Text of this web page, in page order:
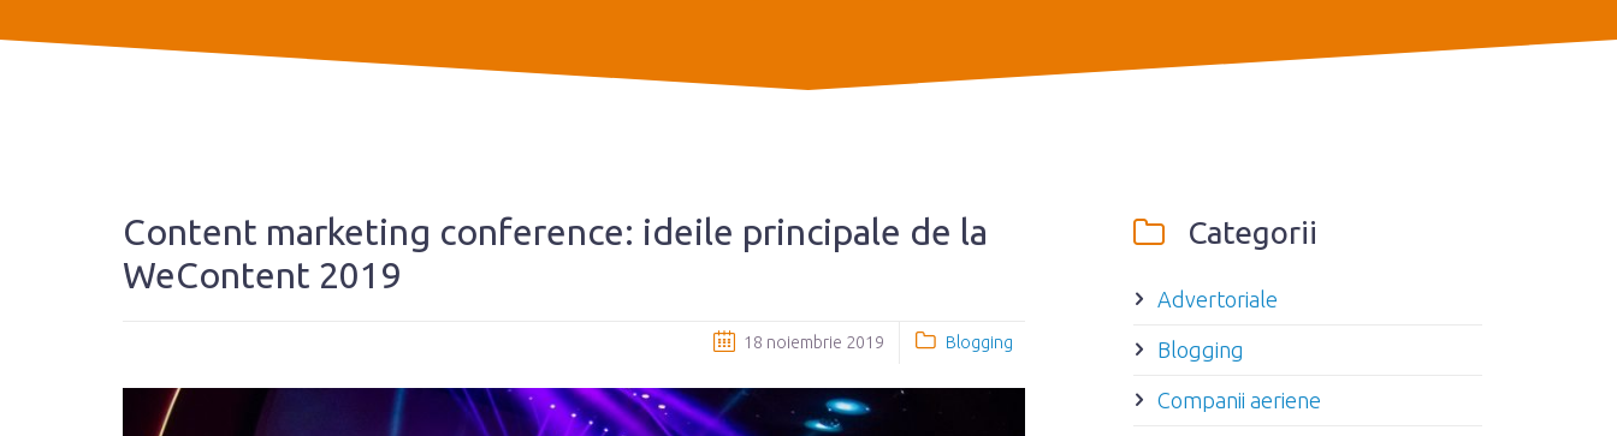
Content marketing conference: ideile principale de la
WeContent 2019
18 noiembrie 2019 Blogging
Categorii
Advertoriale
Blogging
Companii aeriene